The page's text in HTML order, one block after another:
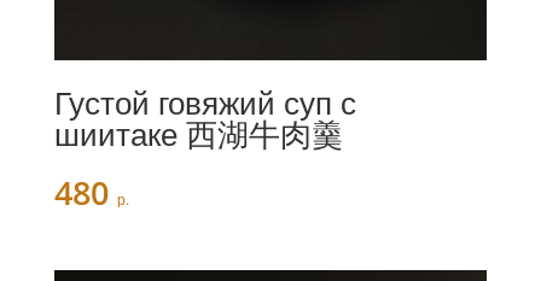
Густой говяжий суп с
шиитаке 西湖牛肉羹
480 р.